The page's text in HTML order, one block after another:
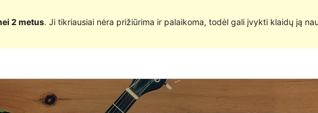
2 metus. Ji tikriausiai nėra prižiūrima ir palaikoma, todėl gali įvykti klaidų ją